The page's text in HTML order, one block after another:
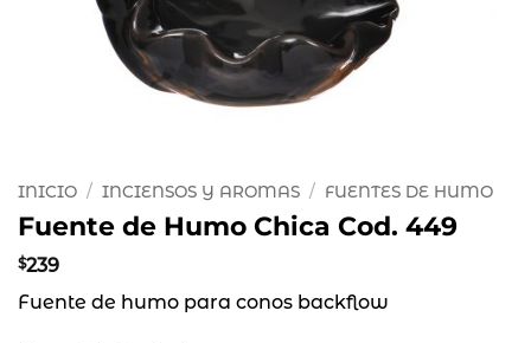
INICIO / INCIENSOS Y AROMAS / FUENTES DE HUMO
Fuente de Humo Chica Cod. 449
$239
Fuente de humo para conos backflow